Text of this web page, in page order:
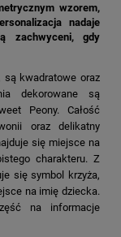
wzorem,
nadaje
zachwyceni, gdy
są kwadratowe oraz
dekorowane są
Peony. Całość
oraz delikatny
się miejsce na
charakteru. Z
się symbol krzyża,
na imię dziecka.
na informacje